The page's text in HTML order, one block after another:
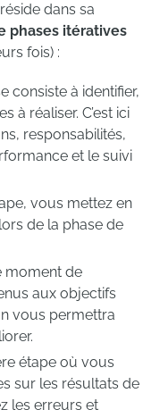
dans sa
phases itératives
fois) :
consiste à identifier,
à réaliser. C’est ici
responsabilités,
et le suivi
vous mettez en
de la phase de
moment de
aux objectifs
vous permettra
étape où vous
sur les résultats de
les erreurs et